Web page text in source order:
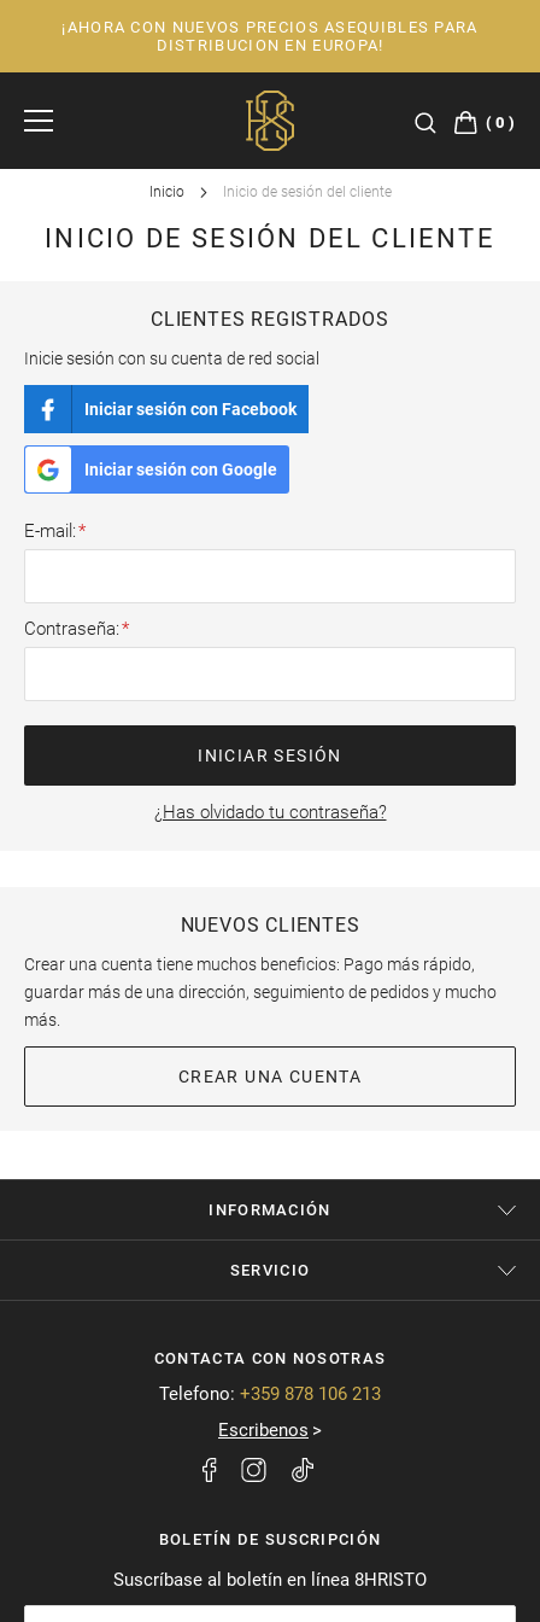
¡AHORA CON NUEVOS PRECIOS ASEQUIBLES PARA
DISTRIBUCION EN EUROPA!
0
Inicio Inicio de sesión del cliente
INICIO DE SESIÓN DEL CLIENTE
CLIENTES REGISTRADOS
Inicie sesión con su cuenta de red social
Iniciar sesión con Facebook
Iniciar sesión con Google
E-mail
Contraseña
INICIAR SESIÓN
¿Has olvidado tu contraseña?
NUEVOS CLIENTES
Crear una cuenta tiene muchos beneficios: Pago más rápido,
guardar más de una dirección, seguimiento de pedidos y mucho
más.
CREAR UNA CUENTA
INFORMACIÓN
SERVICIO
CONTACTA CON NOSOTRAS
Telefono: +359 878 106 213
Escribenos
BOLETÍN DE SUSCRIPCIÓN
Suscríbase al boletín en línea 8HRISTO